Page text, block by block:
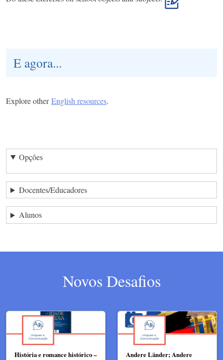
E agora...
Explore otherEnglish resources.
Opções
Docentes/Educadores
Alunos
Novos Desafios
História e romance histórico –
Andere Länder; Andere